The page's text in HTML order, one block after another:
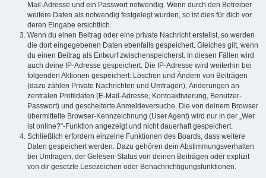
Mail-Adresse und ein Passwort notwendig. Wenn durch den Betreiber
weitere Daten als notwendig festgelegt wurden, so ist dies für dich vor
deren Eingabe ersichtlich.
Wenn du einen Beitrag oder eine private Nachricht erstellst, so werden
die dort eingegebenen Daten ebenfalls gespeichert. Gleiches gilt, wenn
du einen Beitrag als Entwurf zwischenspeicherst. In diesen Fällen wird
auch deine IP-Adresse gespeichert. Die IP-Adresse wird weiterhin bei
folgenden Aktionen gespeichert: Löschen und Ändern von Beiträgen
(dazu zählen Private Nachrichten und Umfragen), Änderungen an
zentralen Profildaten (E-Mail-Adresse, Kontoaktivierung, Benutzer-
Passwort) und gescheiterte Anmeldeversuche. Die von deinem Browser
übermittelte Browser-Kennzeichnung (User Agent) wird nur in der „Wer
ist online?“-Funktion angezeigt und nicht dauerhaft gespeichert.
Schließlich erfordern einzelne Funktionen des Boards, dass weitere
Daten gespeichert werden. Dazu gehören dein Abstimmungsverhalten
bei Umfragen, der Gelesen-Status von deinen Beiträgen oder explizit
von dir gesetzte Lesezeichen oder Benachrichtigungsfunktionen.